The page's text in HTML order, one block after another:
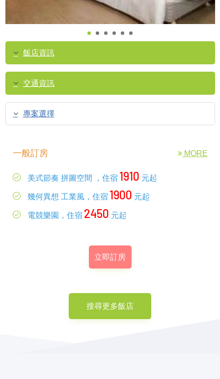
飯店資訊
交通資訊
專案選擇
一般訂房 MORE
美式節奏 拼圖空間 ，住宿 1910 元起
幾何異想 工業風，住宿 1900 元起
電競樂園，住宿 2450 元起
立即訂房
搜尋更多飯店